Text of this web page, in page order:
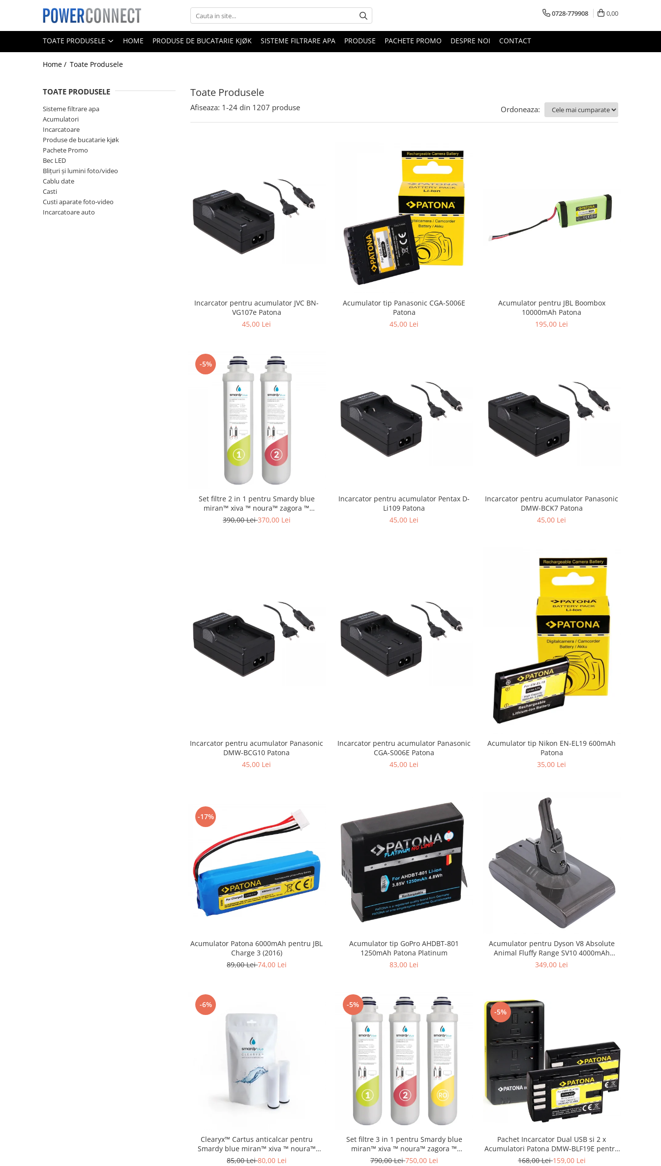
Toate Produsele
Sisteme filtrare apa
Sisteme filtrare apa
Acumulatori
Aparate foto
Camere video
Telefoane mobile
Aspiratoare
Boxe portabile
0728-779908 0,00
TOATE PRODUSELE HOME PRODUSE DE BUCATARIE KJØK SISTEME FILTRARE APA PRODUSE PACHETE PROMO DESPRE NOI CONTACT
Home / Toate Produsele
Toate Produsele
TOATE PRODUSELE
Sisteme filtrare apa
Acumulatori
Incarcatoare
Produse de bucatarie kjøk
Pachete Promo
Bec LED
Blițuri și lumini foto/video
Cablu date
Casti
Custi aparate foto-video
Incarcatoare auto
Afiseaza: 1-24 din 1207 produse Ordoneaza:
Incarcator pentru acumulator JVC BN-
VG107e Patona
45,00 Lei
Acumulator tip Panasonic CGA-S006E
Patona
45,00 Lei
Acumulator pentru JBL Boombox
10000mAh Patona
195,00 Lei
-5%
Set filtre 2 in 1 pentru Smardy blue
miran™ xiva ™ noura™ zagora ™
schimbare la 6 luni
390,00 Lei370,00 Lei
Incarcator pentru acumulator Pentax D-
Li109 Patona
45,00 Lei
Incarcator pentru acumulator Panasonic
DMW-BCK7 Patona
45,00 Lei
Incarcator pentru acumulator Panasonic
DMW-BCG10 Patona
45,00 Lei
Incarcator pentru acumulator Panasonic
CGA-S006E Patona
45,00 Lei
Acumulator tip Nikon EN-EL19 600mAh
Patona
35,00 Lei
-17%
Acumulator Patona 6000mAh pentru JBL
Charge 3 (2016)
89,00 Lei74,00 Lei
Acumulator tip GoPro AHDBT-801
1250mAh Patona Platinum
83,00 Lei
Acumulator pentru Dyson V8 Absolute
Animal Fluffy Range SV10 4000mAh
Patona Premium
349,00 Lei
-6%
Clearyx™ Cartus anticalcar pentru
Smardy blue miran™ xiva ™ noura™
zagora ™
85,00 Lei80,00 Lei
-5%
Set filtre 3 in 1 pentru Smardy blue
miran™ xiva ™ noura™ zagora ™
schimbare la 12 luni
790,00 Lei750,00 Lei
-5%
Pachet Incarcator Dual USB si 2 x
Acumulatori Patona DMW-BLF19E pentru
Panasonic Lumix DC-GH5 DMC-GH4
168,00 Lei159,00 Lei